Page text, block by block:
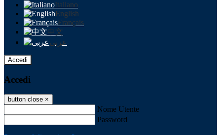
Italiano
English
Français
中文
عربى
Accedi
Accedi
button close ×
Nome Utente
Password